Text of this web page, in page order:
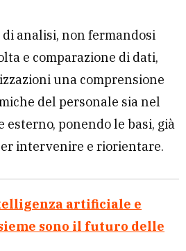
analisi, non fermandosi
e comparazione di dati,
una comprensione
del personale sia nel
ponendo le basi, già
intervenire e riorientare.
artificiale e
sono il futuro delle